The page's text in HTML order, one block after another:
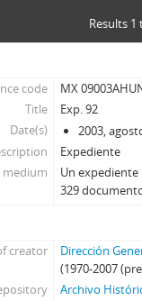
Results 1
code
MX
Title
Exp. 92
Date(s)
2003,
Expediente
medium
Un expediente
329
creator
Dirección
(1970-2007
Archivo